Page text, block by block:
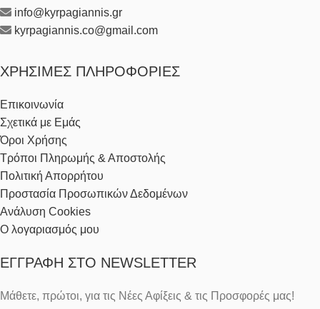
info@kyrpagiannis.gr
kyrpagiannis.co@gmail.com
ΧΡΉΣΙΜΕΣ ΠΛΗΡΟΦΟΡΊΕΣ
Επικοινωνία
Σχετικά με Εμάς
Όροι Χρήσης
Τρόποι Πληρωμής & Αποστολής
Πολιτική Απορρήτου
Προστασία Προσωπικών Δεδομένων
Ανάλυση Cookies
Ο λογαριασμός μου
ΕΓΓΡΑΦΉ ΣΤΟ NEWSLETTER
Μάθετε, πρώτοι, για τις Νέες Αφίξεις & τις Προσφορές μας!